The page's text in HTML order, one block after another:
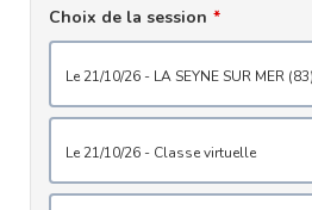
Choix de la session
le 21/10/26 - LA SEYNE SUR MER (83)
le 21/10/26 - Classe virtuelle